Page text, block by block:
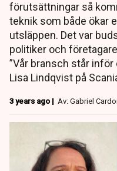
förutsättningar så
teknik som både ökar
utsläppen. Det var
politiker och
”Vår bransch står
Lisa Lindqvist på
3 years ago | Av: Gabriel